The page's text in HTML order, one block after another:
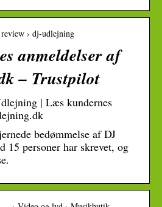
› dj-udlejning
anmeldelser af
– Trustpilot
| Læs kundernes
bedømmelse af DJ
15 personer har skrevet, og